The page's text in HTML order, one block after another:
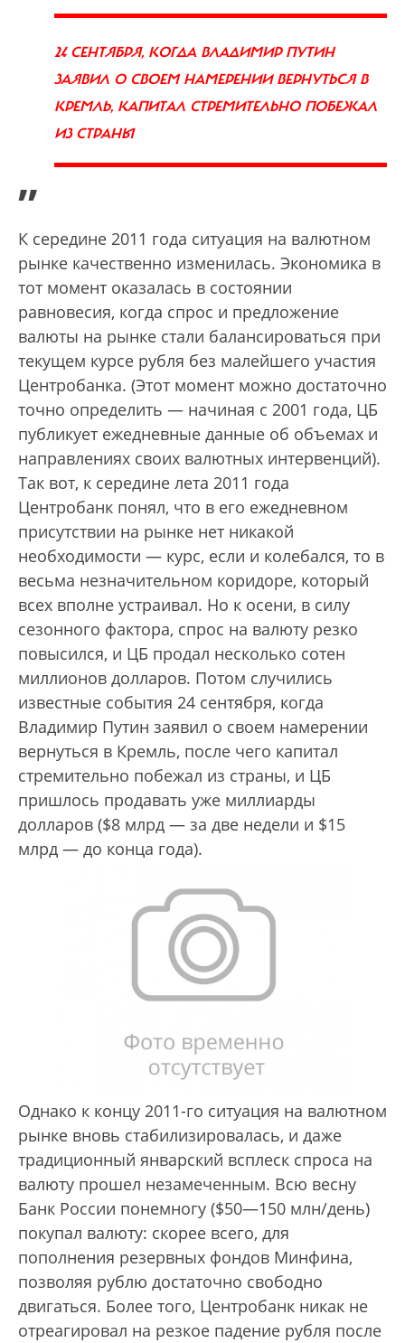
24 СЕНТЯБРЯ, КОГДА ВЛАДИМИР ПУТИН
ЗАЯВИЛ О СВОЕМ НАМЕРЕНИИ ВЕРНУТЬСЯ В
КРЕМЛЬ, КАПИТАЛ СТРЕМИТЕЛЬНО ПОБЕЖАЛ
ИЗ СТРАНЫ
”
К середине 2011 года ситуация на валютном
рынке качественно изменилась. Экономика в
тот момент оказалась в состоянии
равновесия, когда спрос и предложение
валюты на рынке стали балансироваться при
текущем курсе рубля без малейшего участия
Центробанка. (Этот момент можно достаточно
точно определить — начиная с 2001 года, ЦБ
публикует ежедневные данные об объемах и
направлениях своих валютных интервенций).
Так вот, к середине лета 2011 года
Центробанк понял, что в его ежедневном
присутствии на рынке нет никакой
необходимости — курс, если и колебался, то в
весьма незначительном коридоре, который
всех вполне устраивал. Но к осени, в силу
сезонного фактора, спрос на валюту резко
повысился, и ЦБ продал несколько сотен
миллионов долларов. Потом случились
известные события 24 сентября, когда
Владимир Путин заявил о своем намерении
вернуться в Кремль, после чего капитал
стремительно побежал из страны, и ЦБ
пришлось продавать уже миллиарды
долларов ($8 млрд — за две недели и $15
млрд — до конца года).
Однако к концу 2011-го ситуация на валютном
рынке вновь стабилизировалась, и даже
традиционный январский всплеск спроса на
валюту прошел незамеченным. Всю весну
Банк России понемногу ($50—150 млн/день)
покупал валюту: скорее всего, для
пополнения резервных фондов Минфина,
позволяя рублю достаточно свободно
двигаться. Более того, Центробанк никак не
отреагировал на резкое падение рубля после